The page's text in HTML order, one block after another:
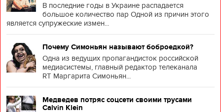
В последние годы в Украине распадается
большое количество пар Одной из причин этого
является супружеские измен...
Почему Симоньян называют боброедкой?
Одна из ведущих пропагандисток российской
медиасистемы, главный редактор телеканала
RT Маргарита Симоньян...
Медведев потряс соцсети своими трусами
Calvin Klein